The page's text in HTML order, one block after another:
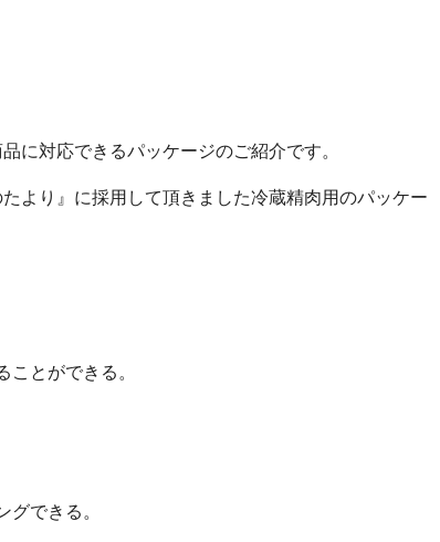
に対応できるパッケージのご紹介です。
より』に採用して頂きました冷蔵精肉用のパッケー
とができる。
グできる。